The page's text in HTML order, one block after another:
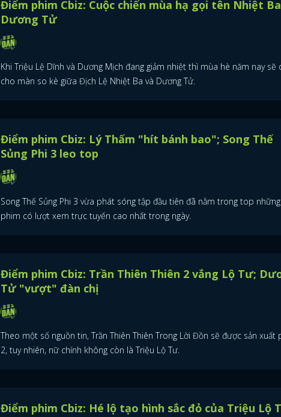
Điểm phim Cbiz: Cuộc chiến mùa hạ gọi tên Nhiệt
Dương Tử
Khi Triệu Lệ Dĩnh và Dương Mịch đang giảm nhiệt thì mùa hè năm nay sẽ
cho màn so kè giữa Địch Lệ Nhiệt Ba và Dương Tử.
Điểm phim Cbiz: Lý Thấm "hít bánh bao"; Song Thế
Sủng Phi 3 leo top
Song Thế Sủng Phi 3 vừa phát sóng tập đầu tiên đã nằm trong top
phim có lượt xem trực tuyến cao nhất trong ngày.
Điểm phim Cbiz: Trần Thiên Thiên 2 vắng Lộ Tư;
Tử "vượt" đàn chị
Theo một số nguồn tin, Trần Thiên Thiên Trong Lời Đồn sẽ được sản xuất
2, tuy nhiên, nữ chính không còn là Triệu Lộ Tư.
Điểm phim Cbiz: Hé lộ tạo hình sắc đỏ của Triệu Lộ